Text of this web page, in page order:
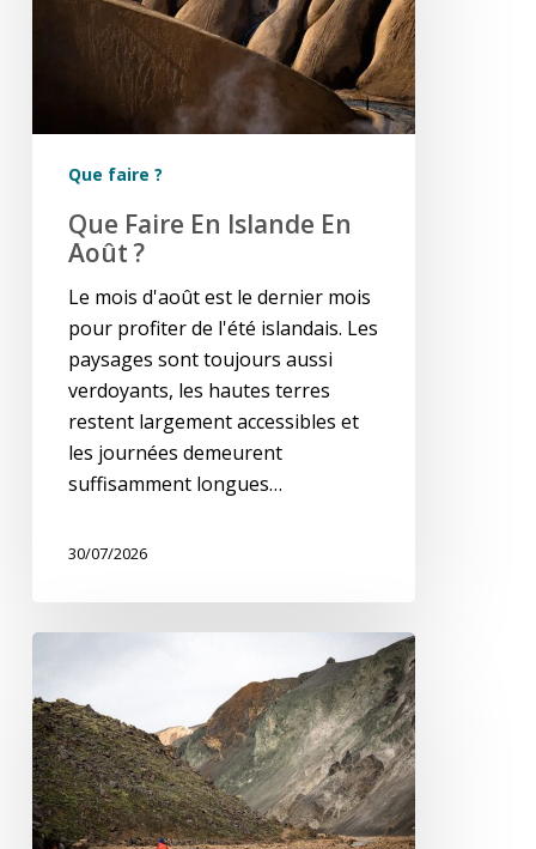
Que faire ?
Que Faire En Islande En
Août ?
Le mois d'août est le dernier mois
pour profiter de l'été islandais. Les
paysages sont toujours aussi
verdoyants, les hautes terres
restent largement accessibles et
les journées demeurent
suffisamment longues…
30/07/2026
en
Islande
en
Juillet
?